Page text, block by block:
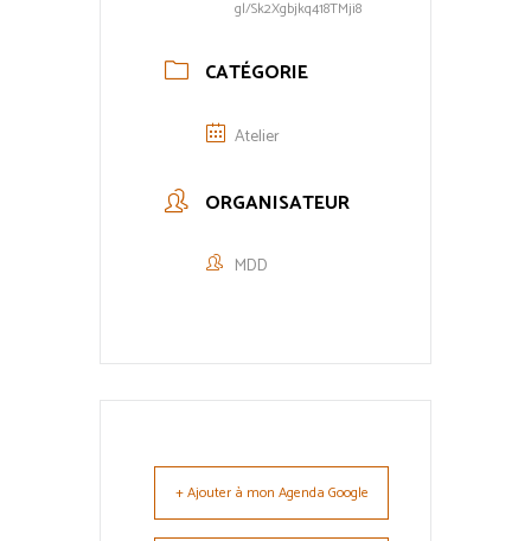
gl/Sk2Xgbjkq418TMji8
CATÉGORIE
Atelier
ORGANISATEUR
MDD
+ Ajouter à mon Agenda Google